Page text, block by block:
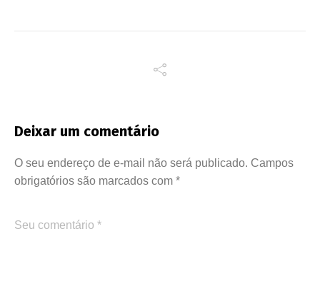
Deixar um comentário
O seu endereço de e-mail não será publicado. Campos
obrigatórios são marcados com *